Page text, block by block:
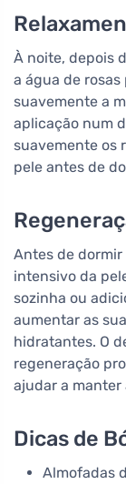
À noite, depois
a água de
suavemente a
aplicação num
suavemente os
pele antes de
Antes de
intensivo da
sozinha ou
aumentar as
hidratantes. O
regeneração
ajudar a manter
Dicas de
Almofadas